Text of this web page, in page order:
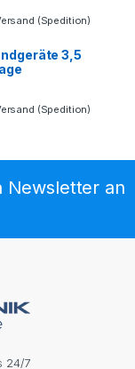
(Spedition)
3,5
(Spedition)
Newsletter an
24/7